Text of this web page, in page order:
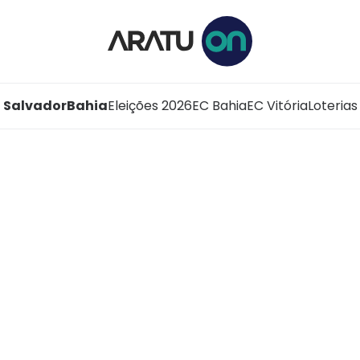
SalvadorBahiaEleições 2026EC BahiaEC VitóriaLoterias